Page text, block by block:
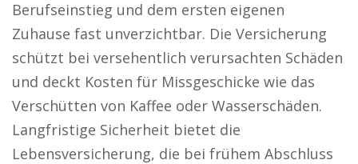
Berufseinstieg und dem ersten eigenen
Zuhause fast unverzichtbar. Die Versicherung
schützt bei versehentlich verursachten Schäden
und deckt Kosten für Missgeschicke wie das
Verschütten von Kaffee oder Wasserschäden.
Langfristige Sicherheit bietet die
Lebensversicherung, die bei frühem Abschluss